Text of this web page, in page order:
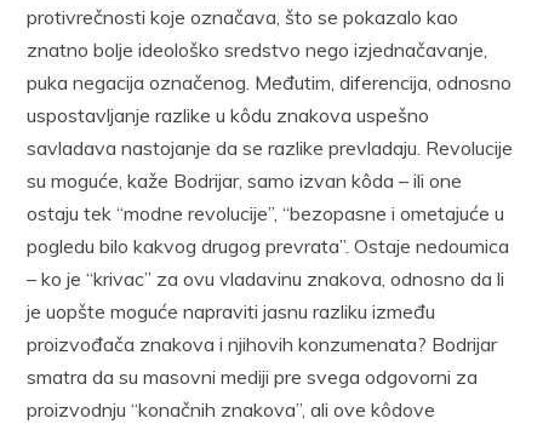
protivrečnosti koje označava, što se pokazalo kao
znatno bolje ideološko sredstvo nego izjednačavanje,
puka negacija označenog. Međutim, diferencija, odnosno
uspostavljanje razlike u kôdu znakova uspešno
savladava nastojanje da se razlike prevladaju. Revolucije
su moguće, kaže Bodrijar, samo izvan kôda – ili one
ostaju tek “modne revolucije”, “bezopasne i ometajuće u
pogledu bilo kakvog drugog prevrata”. Ostaje nedoumica
– ko je “krivac” za ovu vladavinu znakova, odnosno da li
je uopšte moguće napraviti jasnu razliku između
proizvođača znakova i njihovih konzumenata? Bodrijar
smatra da su masovni mediji pre svega odgovorni za
proizvodnju “konačnih znakova”, ali ove kôdove